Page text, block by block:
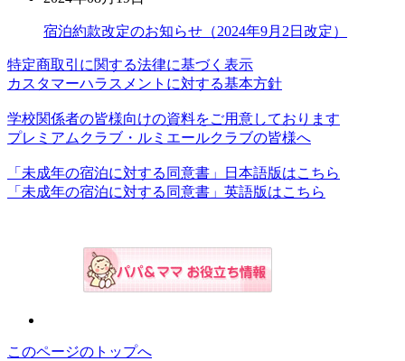
宿泊約款改定のお知らせ（2024年9月2日改定）
特定商取引に関する法律に基づく表示
カスタマーハラスメントに対する基本方針
学校関係者の皆様向けの資料をご用意しております
プレミアムクラブ・ルミエールクラブの皆様へ
「未成年の宿泊に対する同意書」日本語版はこちら
「未成年の宿泊に対する同意書」英語版はこちら
このページのトップへ